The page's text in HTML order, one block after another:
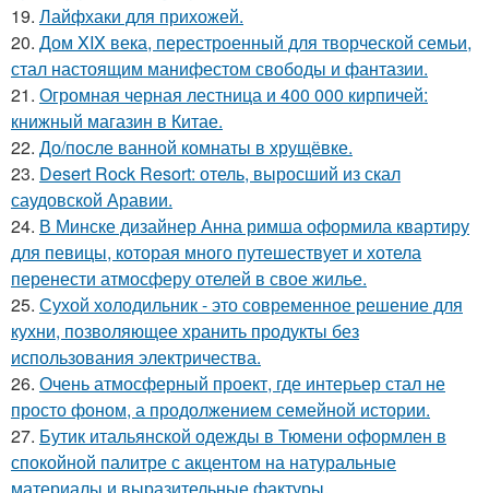
19. Лайфхаки для прихожей.
20. Дом XIX века, перестроенный для творческой семьи,
стал настоящим манифестом свободы и фантазии.
21. Огромная черная лестница и 400 000 кирпичей:
книжный магазин в Китае.
22. До/после ванной комнаты в хрущёвке.
23. Desert Rock Resort: отель, выросший из скал
саудовской Аравии.
24. В Минске дизайнер Анна римша оформила квартиру
для певицы, которая много путешествует и хотела
перенести атмосферу отелей в свое жилье.
25. Сухой холодильник - это современное решение для
кухни, позволяющее хранить продукты без
использования электричества.
26. Очень атмосферный проект, где интерьер стал не
просто фоном, а продолжением семейной истории.
27. Бутик итальянской одежды в Тюмени оформлен в
спокойной палитре с акцентом на натуральные
материалы и выразительные фактуры.